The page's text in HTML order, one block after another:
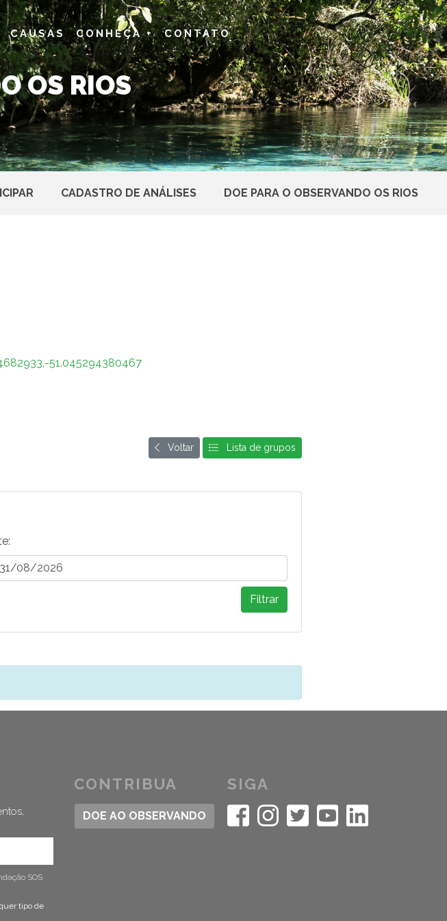
CAUSAS CONHEÇA + CONTATO
OS RIOS
CADASTRO DE ANÁLISES DOE PARA O OBSERVANDO OS RIOS
51.045294380467
Voltar Lista de grupos
Filtrar
SOS
tipo de
CONTRIBUA
DOE AO OBSERVANDO
SIGA